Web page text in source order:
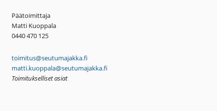
Päätoimittaja
Matti Kuoppala
0440 470 125
toimitus@seutumajakka.fi
matti.kuoppala@seutumajakka.fi
Toimitukselliset asiat